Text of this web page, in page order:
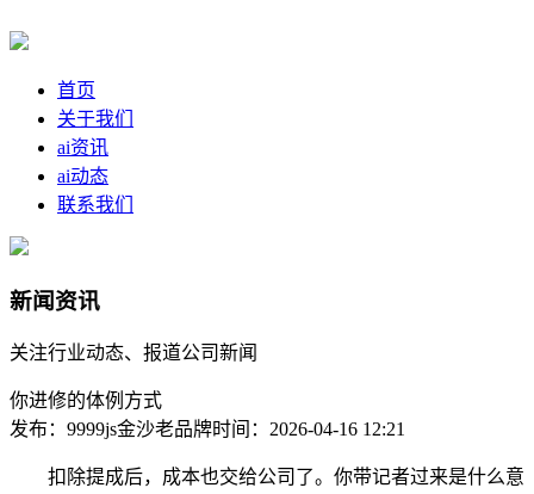
首页
关于我们
ai资讯
ai动态
联系我们
新闻资讯
关注行业动态、报道公司新闻
你进修的体例方式
发布：9999js金沙老品牌时间：2026-04-16 12:21
扣除提成后，成本也交给公司了。你带记者过来是什么意